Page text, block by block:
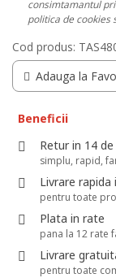
consimtamantul
politica de cookies
Cod produs:
Adauga la
Beneficii
Retur in 14 de
simplu, rapid,
Livrare rapida
pentru toate
Plata in rate
pana la 12 rate
Livrare
pentru toate